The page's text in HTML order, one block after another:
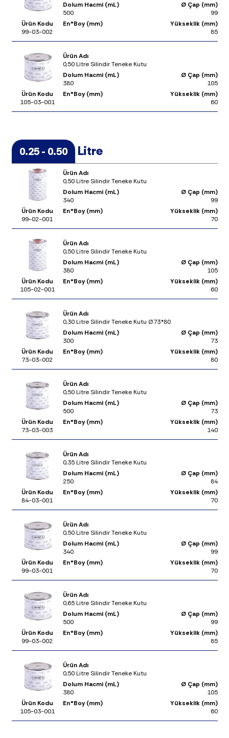
Dolum Hacmi (mL)
500
Ø Çap (mm)
99
Ürün Kodu
99-03-002
En*Boy (mm)
Yükseklik (mm)
85
Ürün Adı
0,50 Litre Silindir Teneke Kutu
Dolum Hacmi (mL)
380
Ø Çap (mm)
105
Ürün Kodu
105-03-001
En*Boy (mm)
Yükseklik (mm)
60
0.25 - 0.50 Litre
Ürün Adı
0,50 Litre Silindir Teneke Kutu
Dolum Hacmi (mL)
340
Ø Çap (mm)
99
Ürün Kodu
99-02-001
En*Boy (mm)
Yükseklik (mm)
70
Ürün Adı
0,50 Litre Silindir Teneke Kutu
Dolum Hacmi (mL)
380
Ø Çap (mm)
105
Ürün Kodu
105-02-001
En*Boy (mm)
Yükseklik (mm)
60
Ürün Adı
0,30 Litre Silindir Teneke Kutu Ø73*80
Dolum Hacmi (mL)
300
Ø Çap (mm)
73
Ürün Kodu
73-03-002
En*Boy (mm)
Yükseklik (mm)
80
Ürün Adı
0,50 Litre Silindir Teneke Kutu
Dolum Hacmi (mL)
500
Ø Çap (mm)
73
Ürün Kodu
73-03-003
En*Boy (mm)
Yükseklik (mm)
140
Ürün Adı
0,35 Litre Silindir Teneke Kutu
Dolum Hacmi (mL)
250
Ø Çap (mm)
84
Ürün Kodu
84-03-001
En*Boy (mm)
Yükseklik (mm)
70
Ürün Adı
0,50 Litre Silindir Teneke Kutu
Dolum Hacmi (mL)
340
Ø Çap (mm)
99
Ürün Kodu
99-03-001
En*Boy (mm)
Yükseklik (mm)
70
Ürün Adı
0,65 Litre Silindir Teneke Kutu
Dolum Hacmi (mL)
500
Ø Çap (mm)
99
Ürün Kodu
99-03-002
En*Boy (mm)
Yükseklik (mm)
85
Ürün Adı
0,50 Litre Silindir Teneke Kutu
Dolum Hacmi (mL)
380
Ø Çap (mm)
105
Ürün Kodu
105-03-001
En*Boy (mm)
Yükseklik (mm)
60